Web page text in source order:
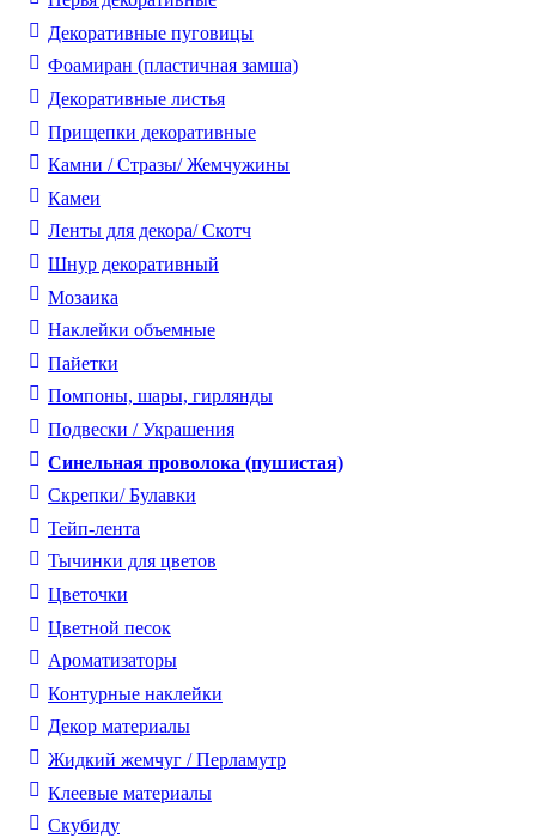
Декоративные пуговицы
Фоамиран (пластичная замша)
Декоративные листья
Прищепки декоративные
Камни / Cтразы/ Жемчужины
Камеи
Ленты для декора/ Скотч
Шнур декоративный
Мозаика
Наклейки объемные
Пайетки
Помпоны, шары, гирлянды
Подвески / Украшения
Синельная проволока (пушистая)
Скрепки/ Булавки
Тейп-лента
Тычинки для цветов
Цветочки
Цветной песок
Ароматизаторы
Контурные наклейки
Декор материалы
Жидкий жемчуг / Перламутр
Клеевые материалы
Скубиду